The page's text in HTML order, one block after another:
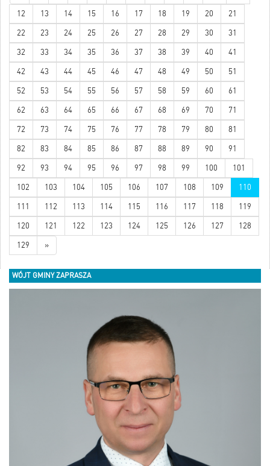
12 13 14 15 16 17 18 19 20 21
22 23 24 25 26 27 28 29 30 31
32 33 34 35 36 37 38 39 40 41
42 43 44 45 46 47 48 49 50 51
52 53 54 55 56 57 58 59 60 61
62 63 64 65 66 67 68 69 70 71
72 73 74 75 76 77 78 79 80 81
82 83 84 85 86 87 88 89 90 91
92 93 94 95 96 97 98 99 100 101
102 103 104 105 106 107 108 109 110
111 112 113 114 115 116 117 118 119
120 121 122 123 124 125 126 127 128
129 »
WÓJT GMINY ZAPRASZA